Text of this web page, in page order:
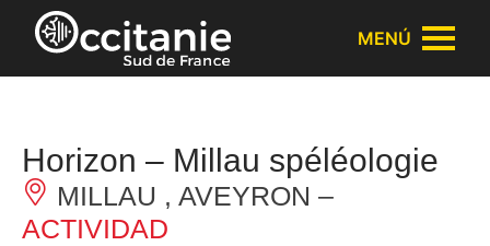
Panel de gestión de cookies
MENÚ
Horizon – Millau spéléologie
MILLAU , AVEYRON –
ACTIVIDAD